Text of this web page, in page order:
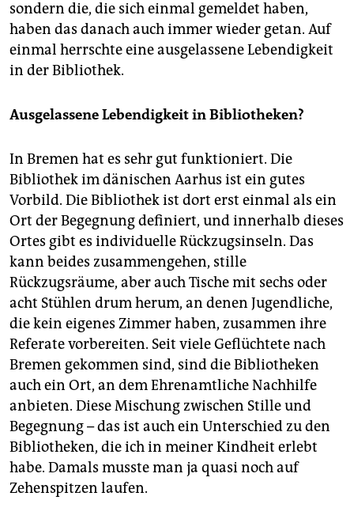
sondern die, die sich einmal gemeldet haben,
haben das danach auch immer wieder getan. Auf
einmal herrschte eine ausgelassene Lebendigkeit
in der Bibliothek.
Ausgelassene Lebendigkeit in Bibliotheken?
In Bremen hat es sehr gut funktioniert. Die
Bibliothek im dänischen Aarhus ist ein gutes
Vorbild. Die Bibliothek ist dort erst einmal als ein
Ort der Begegnung definiert, und innerhalb dieses
Ortes gibt es individuelle Rückzugsinseln. Das
kann beides zusammengehen, stille
Rückzugsräume, aber auch Tische mit sechs oder
acht Stühlen drum herum, an denen Jugendliche,
die kein eigenes Zimmer haben, zusammen ihre
Referate vorbereiten. Seit viele Geflüchtete nach
Bremen gekommen sind, sind die Bibliotheken
auch ein Ort, an dem Ehrenamtliche Nachhilfe
anbieten. Diese Mischung zwischen Stille und
Begegnung – das ist auch ein Unterschied zu den
Bibliotheken, die ich in meiner Kindheit erlebt
habe. Damals musste man ja quasi noch auf
Zehenspitzen laufen.